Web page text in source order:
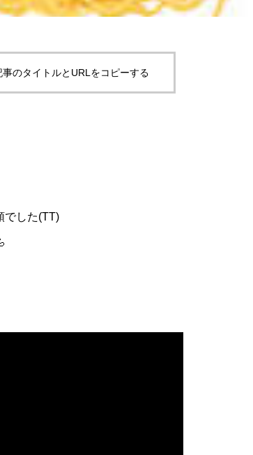
事のタイトルとURLをコピーする
でした(TT)